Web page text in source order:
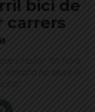
bici de
carrers
circular "en hora
demana no veure el